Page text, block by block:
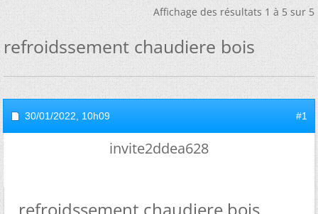
Affichage des résultats 1 à 5 sur 5
refroidssement chaudiere bois
30/01/2022, 10h09 #1
invite2ddea628